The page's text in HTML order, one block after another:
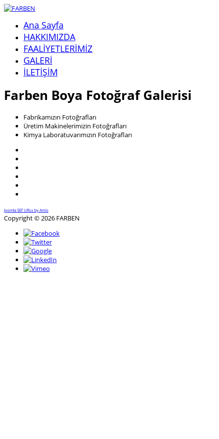
Ana Sayfa
HAKKIMIZDA
FAALİYETLERİMİZ
GALERİ
İLETİŞİM
Farben Boya Fotoğraf Galerisi
Fabrikamızın Fotoğrafları
Üretim Makinelerimizin Fotoğrafları
Kimya Laboratuvarımızın Fotoğrafları
Joomla SEF URLs by Artio
Copyright © 2026 FARBEN